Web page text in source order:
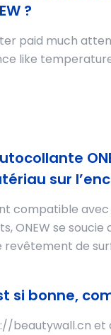
?
paid much
like
sur
compatible
ONEW se
de
si bonne,
beautywall.cn et